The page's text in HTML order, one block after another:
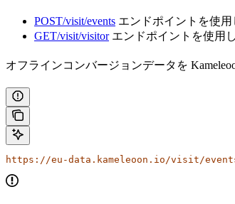
POST/visit/events エンドポイントを使
GET/visit/visitorエンドポイントを使用
オフラインコンバージョンデータを
https://eu-data.kameleoon.io/visit/